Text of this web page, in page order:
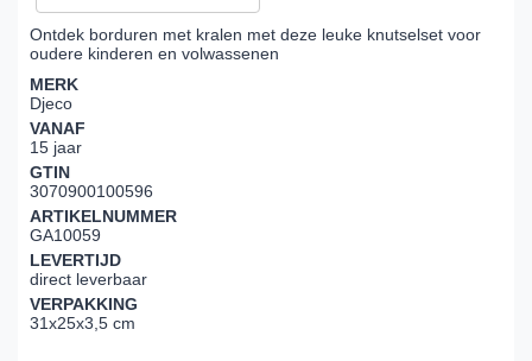
Ontdek borduren met kralen met deze leuke knutselset voor
oudere kinderen en volwassenen
MERK
Djeco
VANAF
15 jaar
GTIN
3070900100596
ARTIKELNUMMER
GA10059
LEVERTIJD
direct leverbaar
VERPAKKING
31x25x3,5 cm